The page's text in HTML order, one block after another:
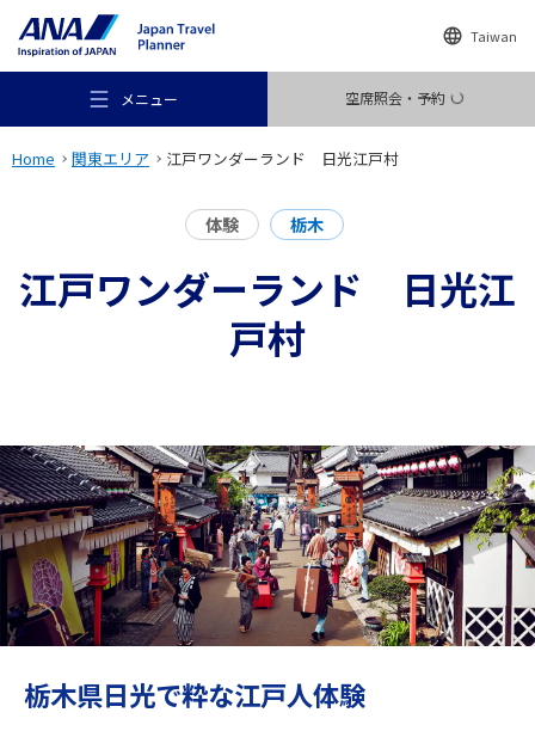
Taiwan
メニュー 空席照会・予約
おすすめの旅
行き先
旅のお役立ち情報
ANA サービス
Home 関東エリア 江戸ワンダーランド 日光江戸村
体験 栃木
江戸ワンダーランド 日光江
戸村
栃木県日光で粋な江戸人体験